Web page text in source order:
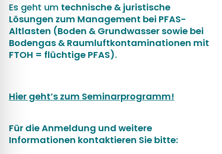
Es geht um technische & juristische
Lösungen zum Management bei PFAS-
Altlasten (Boden & Grundwasser sowie bei
Bodengas & Raumluftkontaminationen mit
FTOH = flüchtige PFAS).
Hier geht’s zum Seminarprogramm!
Für die Anmeldung und weitere
Informationen kontaktieren Sie bitte: